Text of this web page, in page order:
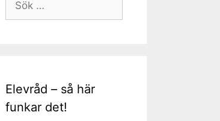
efter:
Elevråd – så här
funkar det!